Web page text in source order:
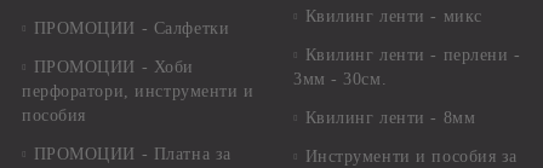
ПРОМОЦИИ - Салфетки
ПРОМОЦИИ - Хоби
перфоратори, инструменти и
пособия
ПРОМОЦИИ - Платна за
Квилинг ленти - микс
Квилинг ленти - перлени -
3мм - 30см.
Квилинг ленти - 8мм
Инструменти и пособия за